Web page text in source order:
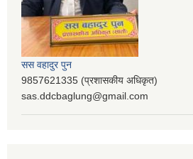
सस वहादुर पुन
9857621335 (प्रशासकीय अधिकृत)
sas.ddcbaglung@gmail.com